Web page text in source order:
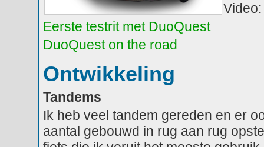
Video:
Eerste testrit met DuoQuest
DuoQuest on the road
Ontwikkeling
Tandems
Ik heb veel tandem gereden en er
aantal gebouwd in rug aan rug